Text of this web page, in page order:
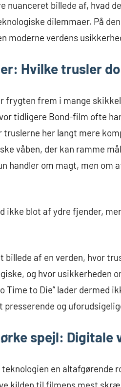
nuanceret billede af, hvad
dilemmaer. På
moderne verdens
Hvilke trusler
frygten frem i mange
tidligere Bond-film ofte
truslerne her langt mere
våben, der kan ramme
handler om magt, men om
ikke blot af ydre fjender,
billede af en verden, hvor
og hvor usikkerheden
Time to Die” lader dermed
og
spejl: Digitale
teknologien en